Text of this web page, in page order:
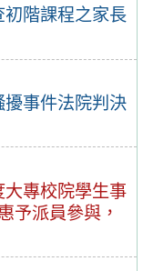
階課程之家長
事件法院判決
專校院學生事
予派員參與，